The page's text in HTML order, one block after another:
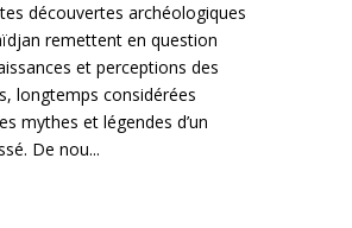
découvertes archéologiques
remettent en question
et perceptions des
longtemps considérées
mythes et légendes d’un
De nou...